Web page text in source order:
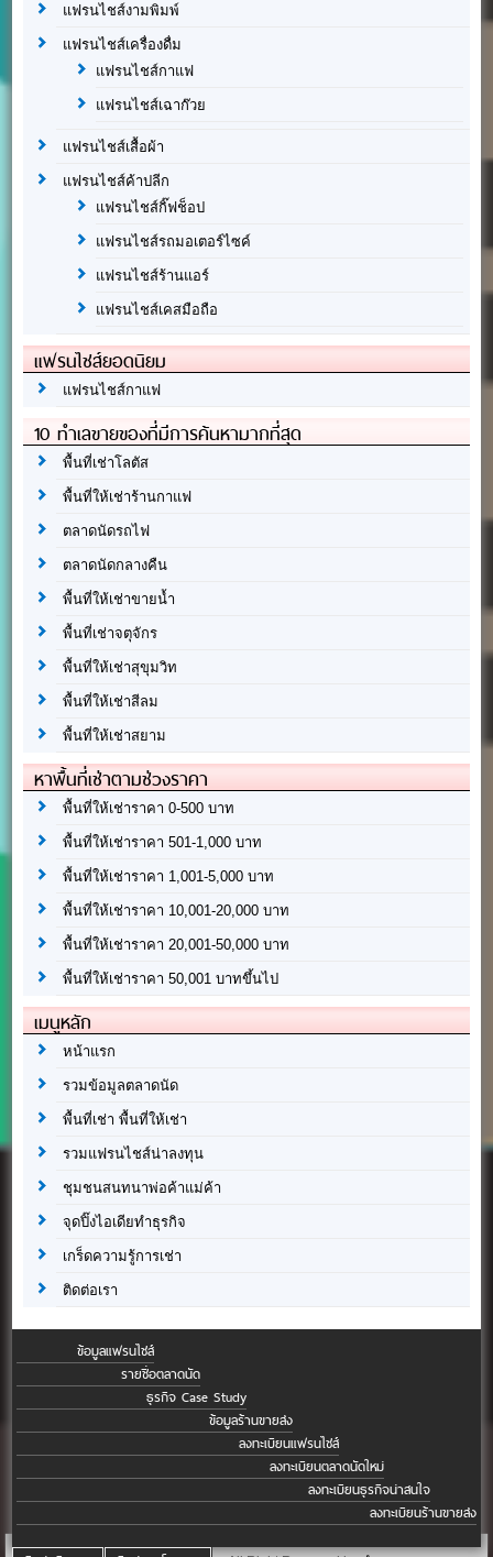
แฟรนไชส์งามพิมพ์
แฟรนไชส์เครื่องดื่ม
แฟรนไชส์กาแฟ
แฟรนไชส์เฉาก๊วย
แฟรนไชส์เสื้อผ้า
แฟรนไชส์ค้าปลีก
แฟรนไชส์กิ๊ฟช็อป
แฟรนไชส์รถมอเตอร์ไซค์
แฟรนไชส์ร้านแอร์
แฟรนไชส์เคสมือถือ
แฟรนไชส์ยอดนิยม
แฟรนไชส์กาแฟ
10 ทำเลขายของที่มีการค้นหามากที่สุด
พื้นที่เช่าโลตัส
พื้นที่ให้เช่าร้านกาแฟ
ตลาดนัดรถไฟ
ตลาดนัดกลางคืน
พื้นที่ให้เช่าขายน้ำ
พื้นที่เช่าจตุจักร
พื้นที่ให้เช่าสุขุมวิท
พื้นที่ให้เช่าสีลม
พื้นที่ให้เช่าสยาม
หาพื้นที่เช่าตามช่วงราคา
พื้นที่ให้เช่าราคา 0-500 บาท
พื้นที่ให้เช่าราคา 501-1,000 บาท
พื้นที่ให้เช่าราคา 1,001-5,000 บาท
พื้นที่ให้เช่าราคา 10,001-20,000 บาท
พื้นที่ให้เช่าราคา 20,001-50,000 บาท
พื้นที่ให้เช่าราคา 50,001 บาทขึ้นไป
เมนูหลัก
หน้าแรก
รวมข้อมูลตลาดนัด
พื้นที่เช่า พื้นที่ให้เช่า
รวมแฟรนไชส์น่าลงทุน
ชุมชนสนทนาพ่อค้าแม่ค้า
จุดปิ๊งไอเดียทำธุรกิจ
เกร็ดความรู้การเช่า
ติดต่อเรา
ข้อมูลแฟรนไชส์
รายชื่อตลาดนัด
ธุรกิจ Case Study
ข้อมูลร้านขายส่ง
ลงทะเบียนแฟรนไชส์
ลงทะเบียนตลาดนัดใหม่
ลงทะเบียนธุรกิจน่าสนใจ
ลงทะเบียนร้านขายส่ง